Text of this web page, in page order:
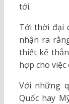
tới.
Tới thời đại
nhận ra
thiết kế
hợp cho việc
Với những
Quốc hay